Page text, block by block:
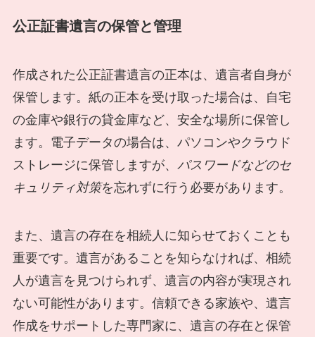
公正証書遺言の保管と管理
作成された公正証書遺言の正本は、遺言者自身が
保管します。紙の正本を受け取った場合は、自宅
の金庫や銀行の貸金庫など、安全な場所に保管し
ます。電子データの場合は、パソコンやクラウド
ストレージに保管しますが、 パスワードなどのセ
キュリティ対策を忘れずに行う必要があります。
また、遺言の存在を相続人に知らせておくことも
重要です。遺言があることを知らなければ、相続
人が遺言を見つけられず、遺言の内容が実現され
ない可能性があります。信頼できる家族や、遺言
作成をサポートした専門家に、遺言の存在と保管